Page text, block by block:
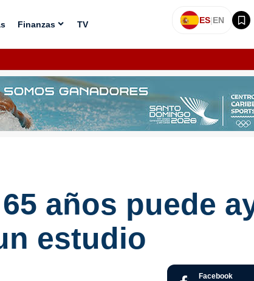
Finanzas TV ES|EN
años puede
estudio
Facebook